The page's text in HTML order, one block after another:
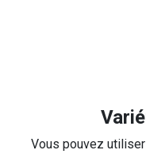
Vous pouvez